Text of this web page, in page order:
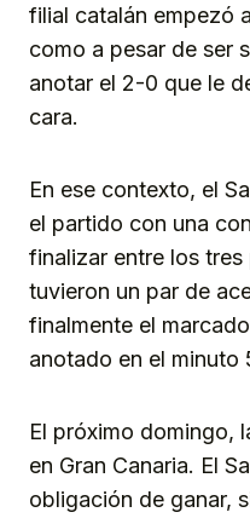
filial catalán empezó
como a pesar de ser
anotar el 2-0 que le
cara.
En ese contexto, el
el partido con una
finalizar entre los
tuvieron un par de
finalmente el
anotado en el minuto
El próximo domingo,
en Gran Canaria. El
obligación de ganar,